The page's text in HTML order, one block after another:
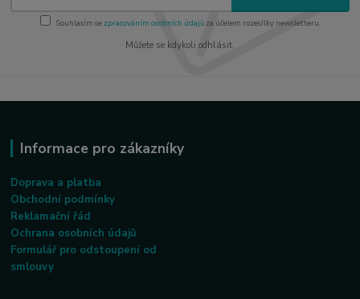
Souhlasím se zpracováním osobních údajůza účelem rozesílky newsletteru.
Můžete se kdykoli odhlásit.
Informace pro zákazníky
Doprava a platba
Obchodní podmínky
Reklamační řád
Ochrana osobních údajů
Formulář pro odstoupení od
smlouvy